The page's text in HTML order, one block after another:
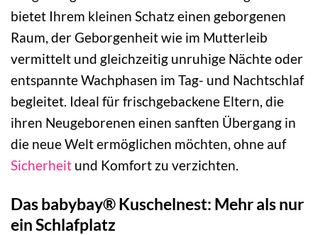
bietet Ihrem kleinen Schatz einen geborgenen
Raum, der Geborgenheit wie im Mutterleib
vermittelt und gleichzeitig unruhige Nächte oder
entspannte Wachphasen im Tag- und Nachtschlaf
begleitet. Ideal für frischgebackene Eltern, die
ihren Neugeborenen einen sanften Übergang in
die neue Welt ermöglichen möchten, ohne auf
Sicherheit und Komfort zu verzichten.
Das babybay® Kuschelnest: Mehr als nur
ein Schlafplatz